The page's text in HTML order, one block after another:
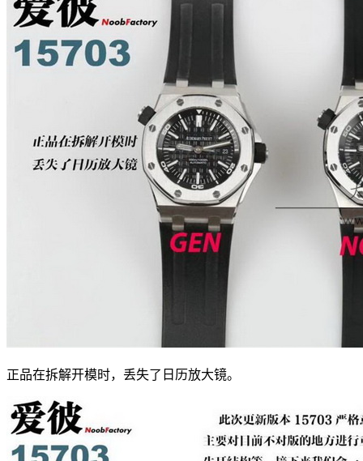
正品在拆解开模时，丢失了日历放大镜。